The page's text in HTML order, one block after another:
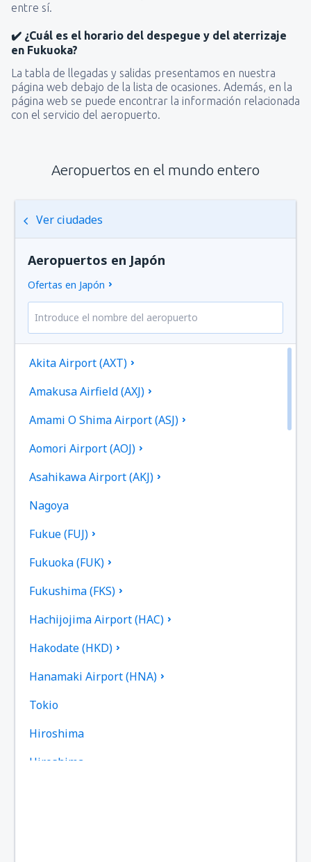
entre sí.
✔️ ¿Cuál es el horario del despegue y del aterrizaje
en Fukuoka?
La tabla de llegadas y salidas presentamos en nuestra
página web debajo de la lista de ocasiones. Además, en la
página web se puede encontrar la información relacionada
con el servicio del aeropuerto.
Aeropuertos en el mundo entero
Ver ciudades
Aeropuertos en Japón
Ofertas en Japón
Akita Airport (AXT)
Amakusa Airfield (AXJ)
Amami O Shima Airport (ASJ)
Aomori Airport (AOJ)
Asahikawa Airport (AKJ)
Nagoya
Fukue (FUJ)
Fukuoka (FUK)
Fukushima (FKS)
Hachijojima Airport (HAC)
Hakodate (HKD)
Hanamaki Airport (HNA)
Tokio
Hiroshima
Hiroshima